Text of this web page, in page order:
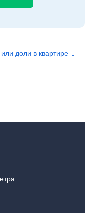
доли в квартире